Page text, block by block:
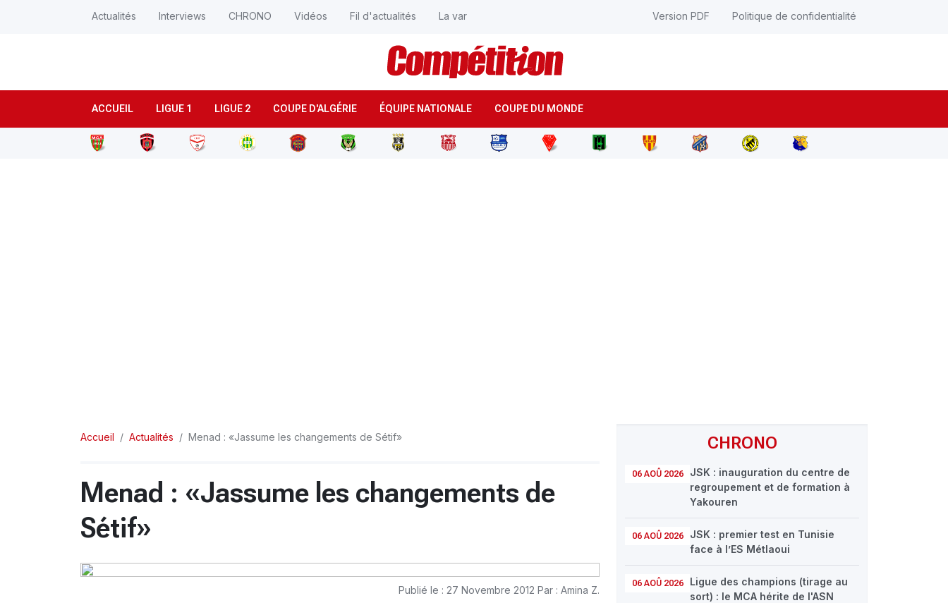
ACCUEIL LIGUE 1 LIGUE 2 COUPE D'ALGÉRIE ÉQUIPE NATIONALE COUPE DU MONDE
Actualités Interviews CHRONO Vidéos Fil d'actualités La var Version PDF Politique de confidentialité
CHRONO
06 AOÛ 2026
JSK : inauguration du centre de
regroupement et de formation à
Yakouren
06 AOÛ 2026
JSK : premier test en Tunisie
face à l’ES Métlaoui
06 AOÛ 2026
Ligue des champions (tirage au
sort) : le MCA hérite de l'ASN
Accueil Actualités Menad : «Jassume les changements de Sétif»
Menad : «Jassume les changements de
Sétif»
Publié le : 27 Novembre 2012 Par : Amina Z.